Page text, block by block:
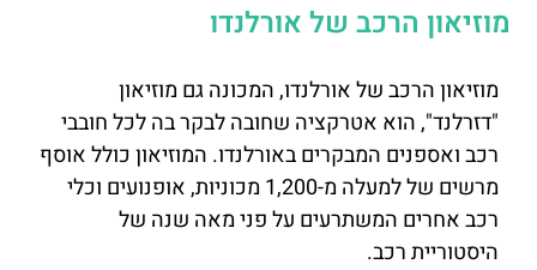
מוזיאון הרכב של אורלנדו
מוזיאון הרכב של אורלנדו, המכונה גם מוזיאון
"דזרלנד", הוא אטרקציה שחובה לבקר בה לכל חובבי
רכב ואספנים המבקרים באורלנדו. המוזיאון כולל אוסף
מרשים של למעלה מ-1,200 מכוניות, אופנועים וכלי
רכב אחרים המשתרעים על פני מאה שנה של
היסטוריית רכב.